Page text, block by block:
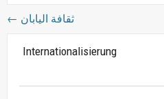
← ثقافة اليابان
Internationalisierung